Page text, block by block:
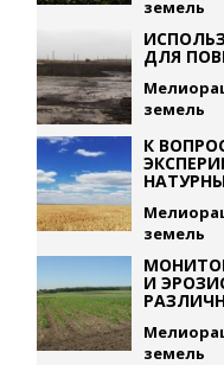
земель
ДЛЯ
земель
К
земель
И
земель